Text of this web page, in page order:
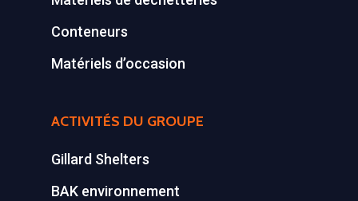
Conteneurs
Matériels d’occasion
ACTIVITÉS DU GROUPE
Gillard Shelters
BAK environnement